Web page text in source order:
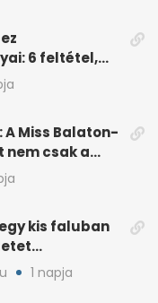
6 feltétel,
elvár
A Miss Balaton-
nem csak a
kis faluban
1 napja